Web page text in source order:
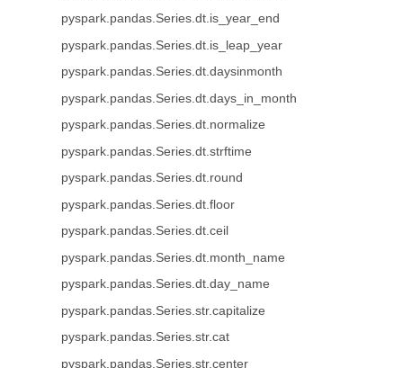
pyspark.pandas.Series.dt.is_year_end
pyspark.pandas.Series.dt.is_leap_year
pyspark.pandas.Series.dt.daysinmonth
pyspark.pandas.Series.dt.days_in_month
pyspark.pandas.Series.dt.normalize
pyspark.pandas.Series.dt.strftime
pyspark.pandas.Series.dt.round
pyspark.pandas.Series.dt.floor
pyspark.pandas.Series.dt.ceil
pyspark.pandas.Series.dt.month_name
pyspark.pandas.Series.dt.day_name
pyspark.pandas.Series.str.capitalize
pyspark.pandas.Series.str.cat
pyspark.pandas.Series.str.center